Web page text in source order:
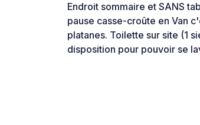
Endroit sommaire et SANS
pause casse-croûte en Van
platanes. Toilette sur site (1
disposition pour pouvoir se